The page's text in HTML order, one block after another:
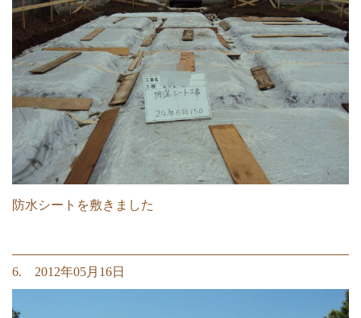
防水シートを敷きました
6. 2012年05月16日